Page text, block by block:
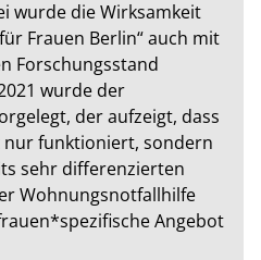
wurde die Wirksamkeit
Frauen Berlin“ auch mit
Forschungsstand
wurde der
der aufzeigt, dass
nur funktioniert, sondern
sehr differenzierten
Wohnungsnotfallhilfe
Angebot